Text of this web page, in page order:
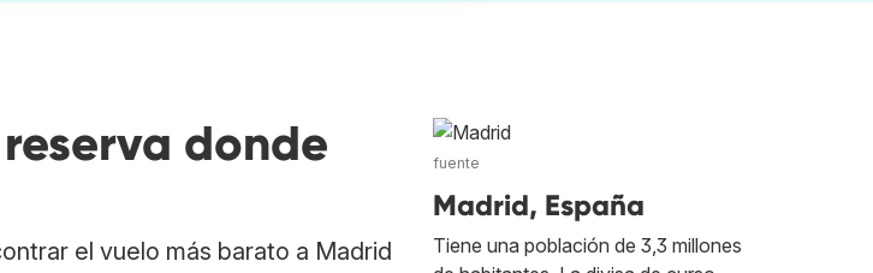
donde
el vuelo más barato a Madrid
fuente
Madrid, España
Tiene una población de 3,3 millones